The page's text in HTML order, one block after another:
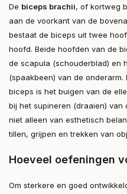
De biceps brachii, of kortweg
aan de voorkant van de
bestaat de biceps uit twee
hoofd. Beide hoofden van de
de scapula (schouderblad) en
(spaakbeen) van de
biceps is het buigen van de
bij het supineren (draaien) van
niet alleen van esthetisch
tillen, grijpen en trekken van
Hoeveel oefeningen
Om sterkere en goed